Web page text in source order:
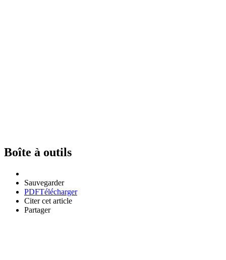
Boîte à outils
Sauvegarder
PDFTélécharger
Citer cet article
Partager